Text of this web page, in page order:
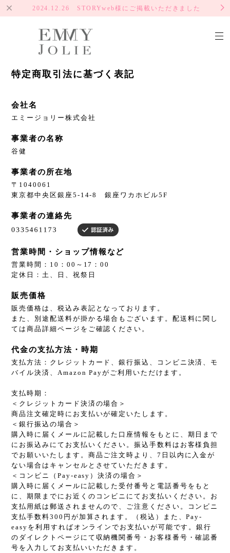
2024.12.26 STORYweb様にご掲載いただきました
特定商取引法に基づく表記
会社名
エミージョリー株式会社
事業者の名称
谷健
事業者の所在地
〒1040061
東京都中央区銀座5-14-8 銀座ワカホビル5F
事業者の連絡先
営業時間・ショップ情報など
営業時間：10：00～17：00
定休日：土、日、祝祭日
販売価格
販売価格は、税込み表記となっております。
また、別途配送料が掛かる場合もございます。配送料に関し
ては商品詳細ページをご確認ください。
代金の支払方法・時期
支払方法：クレジットカード、銀行振込、コンビニ決済、モ
バイル決済、Amazon Payがご利用いただけます。
支払時期：
＜クレジットカード決済の場合＞
商品注文確定時にお支払いが確定いたします。
＜銀行振込の場合＞
購入時に届くメールに記載した口座情報をもとに、期日まで
にお振込みにてお支払いください。振込手数料はお客様負担
でお願いいたします。商品ご注文時より、7日以内に入金が
ない場合はキャンセルとさせていただきます。
＜コンビニ（Pay-easy）決済の場合＞
購入時に届くメールに記載した受付番号と電話番号をもと
に、期限までにお近くのコンビニにてお支払いください。お
支払用紙は郵送されませんので、ご注意ください。コンビニ
支払手数料300円が加算されます。（税込）また、Pay-
easyを利用すればオンラインでお支払いが可能です。銀行
のダイレクトページにて収納機関番号・お客様番号・確認番
号を入力してお支払いいただきます。